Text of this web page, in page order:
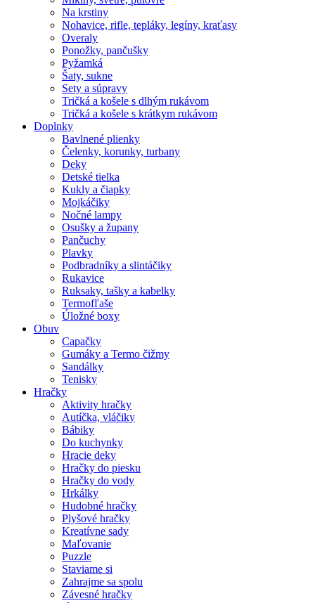
Na krstiny
Nohavice, rifle, tepláky, legíny, kraťasy
Overaly
Ponožky, pančušky
Pyžamká
Šaty, sukne
Sety a súpravy
Tričká a košele s dlhým rukávom
Tričká a košele s krátkym rukávom
Doplnky
Bavlnené plienky
Čelenky, korunky, turbany
Deky
Detské tielka
Kukly a čiapky
Mojkáčiky
Nočné lampy
Osušky a župany
Pančuchy
Plavky
Podbradníky a slintáčiky
Rukavice
Ruksaky, tašky a kabelky
Termofľaše
Úložné boxy
Obuv
Capačky
Gumáky a Termo čižmy
Sandálky
Tenisky
Hračky
Aktivity hračky
Autíčka, vláčiky
Bábiky
Do kuchynky
Hracie deky
Hračky do piesku
Hračky do vody
Hrkálky
Hudobné hračky
Plyšové hračky
Kreatívne sady
Maľovanie
Puzzle
Staviame si
Zahrajme sa spolu
Závesné hračky